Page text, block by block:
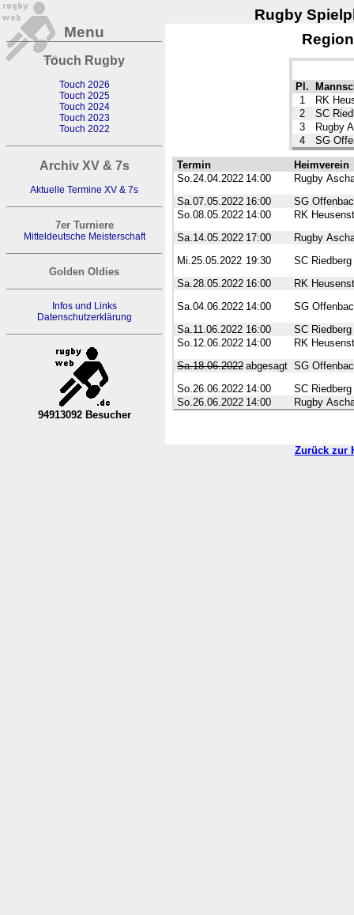
Rugby
Menu
Touch Rugby
Touch 2026
Touch 2025
Touch 2024
Touch 2023
Touch 2022
Archiv XV & 7s
Aktuelle Termine XV & 7s
7er Turniere
Mitteldeutsche Meisterschaft
Golden Oldies
Infos und Links
Datenschutzerklärung
94913092 Besucher
Pl.
1
RK
2
SC
3
Rugby
4
SG
Termin
Heimverein
So.24.04.2022 14:00
Rugby
Sa.07.05.2022 16:00
SG
So.08.05.2022 14:00
RK
Sa.14.05.2022 17:00
Rugby
Mi.25.05.2022 19:30
SC Riedberg
Sa.28.05.2022 16:00
RK
Sa.04.06.2022 14:00
SG
Sa.11.06.2022 16:00
SC Riedberg
So.12.06.2022 14:00
RK
Sa.18.06.2022 abgesagt SG
So.26.06.2022 14:00
SC Riedberg
So.26.06.2022 14:00 Rugby
Zurück zur